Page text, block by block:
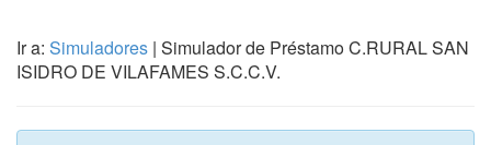
Ir a: Simuladores | Simulador de Préstamo C.RURAL SAN
ISIDRO DE VILAFAMES S.C.C.V.